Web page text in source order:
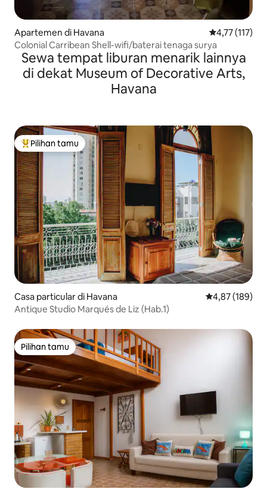
Apartemen di Havana Nilai rata-rata
4,77 (117)
Colonial Carribean Shell-wifi/baterai tenaga surya
Sewa tempat liburan menarik lainnya
di dekat Museum of Decorative Arts,
Havana
Pilihan tamu terpopuler
Pilihan tamu
Casa particular di Havana Nilai rata-rata
4,87 (189)
Antique Studio Marqués de Liz (Hab.1)
Pilihan tamu
Pilihan tamu